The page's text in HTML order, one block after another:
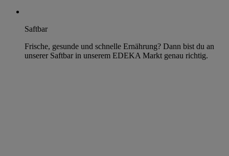
Saftbar
Frische, gesunde und schnelle Ernährung? Dann bist du an
unserer Saftbar in unserem EDEKA Markt genau richtig.